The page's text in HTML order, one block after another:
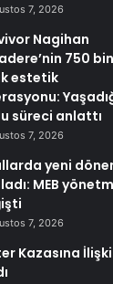
7, 2026
Nagihan
750 bin
estetik
süreci anlattı
7, 2026
yeni
MEB
7, 2026
Kazasına